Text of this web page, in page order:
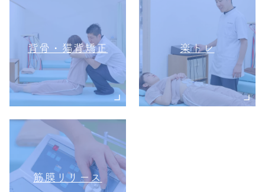
背骨・猫背矯正 楽トレ
筋膜リリース